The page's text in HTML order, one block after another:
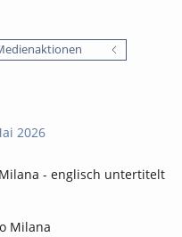
2026
- englisch untertitelt
Milana